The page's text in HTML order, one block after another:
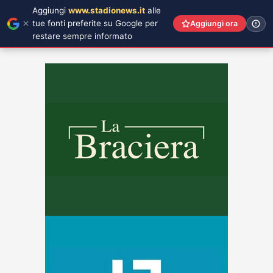
Aggiungi www.stadionews.it alle
tue fonti preferite su Google per
restare sempre informato
Aggiungi ora